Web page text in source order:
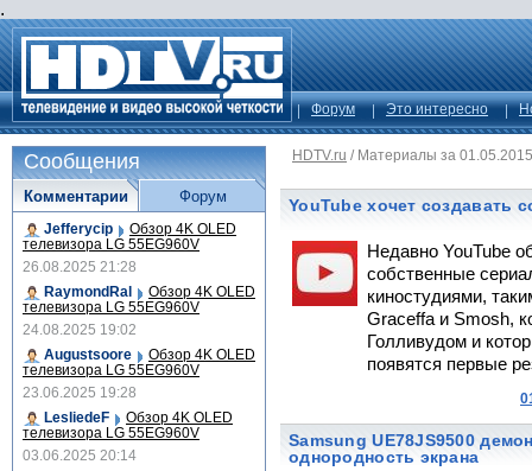
.
Форум Это интересно
HDTV.ru / Материалы за 01.05.2015
YouTube хочет создавать
Недавно YouTube
собственные
киностудиями,
Graceffa и Smosh,
Голливудом и
появятся первые
Samsung UE78JS9500
однородность экрана
Сообщения
Комментарии
Jefferycip Обзор 4K OLED
телевизора LG 55EG960V
26.08.2025 21:28
RaymondRal
Обзор 4K OLED
телевизора LG 55EG960V
24.08.2025 19:02
Augustsoore
Обзор 4K OLED
телевизора LG 55EG960V
23.06.2025 19:28
LesliedeF
Обзор 4K OLED
телевизора LG 55EG960V
03.06.2025 20:14
Форум